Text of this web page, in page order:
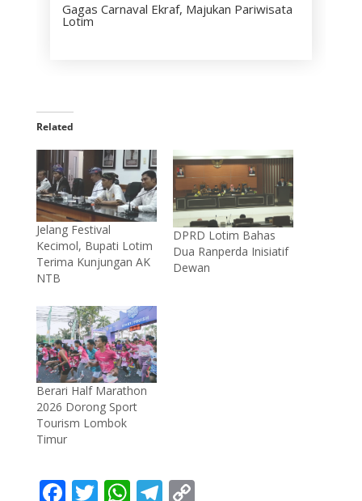
Gagas Carnaval Ekraf, Majukan Pariwisata
Lotim
Related
Jelang Festival
Kecimol, Bupati Lotim
Terima Kunjungan AK
NTB
DPRD Lotim Bahas
Dua Ranperda Inisiatif
Dewan
Berari Half Marathon
2026 Dorong Sport
Tourism Lombok
Timur
F T W T C